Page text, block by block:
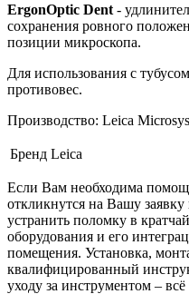
ErgonOptic Dent -
сохранения ровного
позиции микроскопа.
Для использования с
противовес.
Производство: Leica
Бренд Leica
Если Вам необходима
откликнутся на Вашу
устранить поломку в
оборудования и его
помещения. Установка,
квалифицированный
уходу за инструментом –